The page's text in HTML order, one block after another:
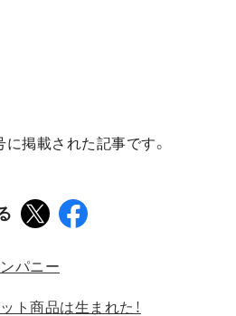
掲載された記事です。
パニー
ト商品は生まれた！